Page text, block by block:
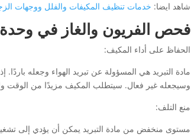
شاهد ايضا: خدمات تنظيف المكيفات والفلل ووجهات
فحص الفريون والغاز في وحدة
الحفاظ على أداء المكيف:
مادة التبريد هي المسؤولة عن تبريد الهواء وجعله
وسيجعله غير فعال. سيتطلب المكيف مزيدًا من الوقت
منع التلف:
مستوى منخفض من مادة التبريد يمكن أن يؤدي إلى